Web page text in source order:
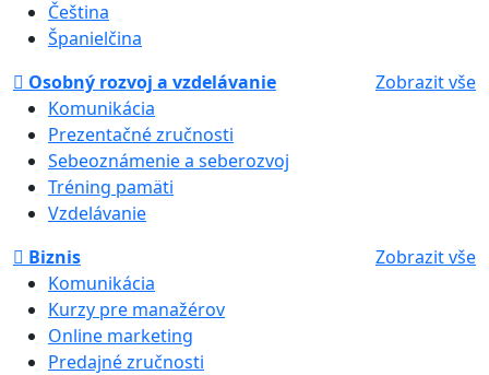
Čeština
Španielčina
Osobný rozvoj a vzdelávanie
Zobrazit vše
Komunikácia
Prezentačné zručnosti
Sebeoznámenie a seberozvoj
Tréning pamäti
Vzdelávanie
Biznis
Zobrazit vše
Komunikácia
Kurzy pre manažérov
Online marketing
Predajné zručnosti